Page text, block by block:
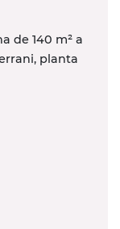
de 140 m² a
planta